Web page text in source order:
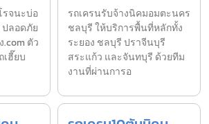
รจนะบ่อ
ปลอดภัย
ตัว
เฮี๊ยบ
รถเครนรับจ้างนิคมอมตะนคร
ชลบุรี ให้บริการพื้นที่หลักทั้ง
ระยอง ชลบุรี ปราจีนบุรี
สระแก้ว และจันทบุรี ด้วยทีม
งานที่ผ่านการอ